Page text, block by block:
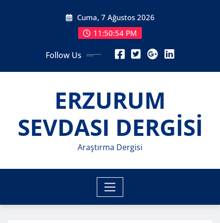
Cuma, 7 Ağustos 2026
11:50:56 PM
Follow Us
ERZURUM
SEVDASI DERGİSİ
Araştırma Dergisi